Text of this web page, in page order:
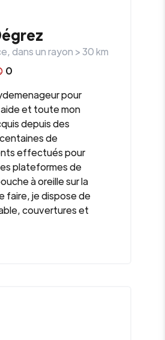
, dans un rayon >30km
0
pour
et toute mon
depuis des
de
effectués pour
plateformes de
à oreille sur la
faire, je dispose de
couvertures et